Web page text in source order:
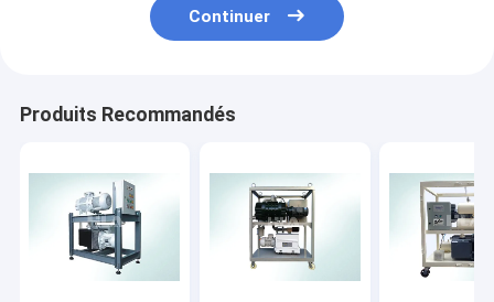
Continuer
Produits Recommandés